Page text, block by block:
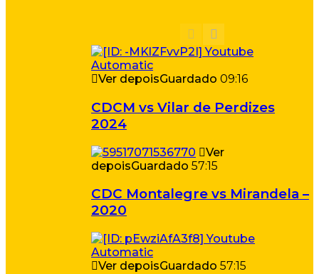
Ver depoisGuardado 09:16
CDCM vs Vilar de Perdizes
2024
Ver
depoisGuardado 57:15
CDC Montalegre vs Mirandela –
2020
Ver depoisGuardado 57:15